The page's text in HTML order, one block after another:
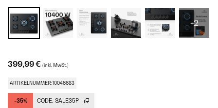
+2
399,99 € (inkl. MwSt.)
ARTIKELNUMMER: 10046683
-35% CODE: SALE35P